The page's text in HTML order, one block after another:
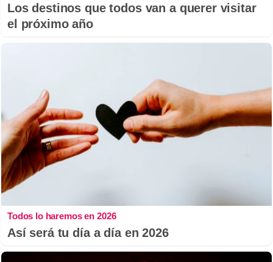
Los destinos que todos van a querer visitar
el próximo año
Todos lo haremos en 2026
Así será tu día a día en 2026